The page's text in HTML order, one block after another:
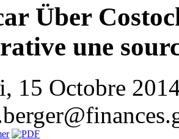
Über
une
15 Octobre